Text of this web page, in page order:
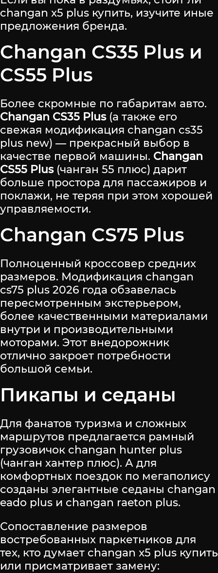
changan x5 plus купить, изучите иные
предложения бренда.
Changan CS35 Plus и
CS55 Plus
Более скромные по габаритам авто.
Changan CS35 Plus(а также его
свежая модификация changan cs35
plus new) — прекрасный выбор в
качестве первой машины. Changan
CS55 Plus(чанган 55 плюс) дарит
больше простора для пассажиров и
поклажи, не теряя при этом хорошей
управляемости.
Changan CS75 Plus
Полноценный кроссовер средних
размеров. Модификация changan
cs75 plus 2026 года обзавелась
пересмотренным экстерьером,
более качественными материалами
внутри и производительными
моторами. Этот внедорожник
отлично закроет потребности
большой семьи.
Пикапы и седаны
Для фанатов туризма и сложных
маршрутов предлагается рамный
грузовичок changan hunter plus
(чанган хантер плюс). А для
комфортных поездок по мегаполису
созданы элегантные седаны changan
eado plus и changan raeton plus.
Сопоставление размеров
востребованных паркетников для
тех, кто думает changan x5 plus купить
или присматривает замену: